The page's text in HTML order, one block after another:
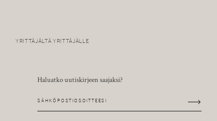
YRITTÄJÄLTÄ YRITTÄJÄLLE
Haluatko uutiskirjeen saajaksi?